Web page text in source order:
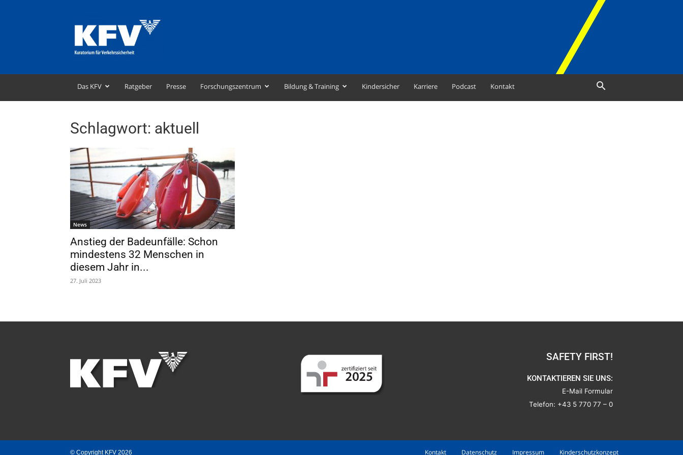
–
Kuratorium
für
Das KFV Ratgeber Presse Forschungszentrum Bildung & Training Kindersicher Karriere Podcast Kontakt
Schlagwort: aktuell
News
Anstieg der Badeunfälle: Schon
mindestens 32 Menschen in
diesem Jahr in...
27. Juli 2023
SAFETY FIRST!
KONTAKTIEREN SIE UNS:
E-Mail Formular
Telefon: +43 5 770 77 – 0
© Copyright KFV 2026 Kontakt Datenschutz Impressum Kinderschutzkonzept